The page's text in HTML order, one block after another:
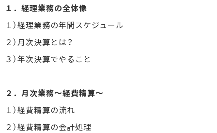
１．経理業務の全体像
１）経理業務の年間スケジュール
２）月次決算とは？
３）年次決算でやること
２．月次業務～経費精算～
１）経費精算の流れ
２）経費精算の会計処理